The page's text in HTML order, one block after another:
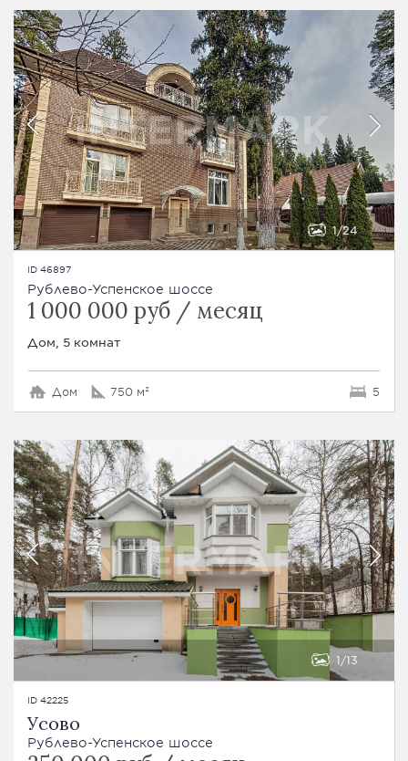
1 24
ID 46897
Рублево-Успенское шоссе
1 000 000 руб / месяц
Дом, 5 комнат
Дом 750 м² 5
1 13
ID 42225
Усово
Рублево-Успенское шоссе